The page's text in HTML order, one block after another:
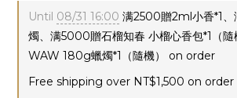
Until 08/31 16:00 满2500贈2ml小香*1
燭、满5000贈石榴知春 小榴心香包*1（
WAW 180g蠟燭*1（隨機） on order
Free shipping over NT$1,500 on order